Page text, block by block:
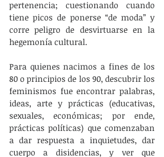
pertenencia; cuestionando cuando
tiene picos de ponerse “de moda” y
corre peligro de desvirtuarse en la
hegemonía cultural.
Para quienes nacimos a fines de los
80 o principios de los 90, descubrir los
feminismos fue encontrar palabras,
ideas, arte y prácticas (educativas,
sexuales, económicas; por ende,
prácticas políticas) que comenzaban
a dar respuesta a inquietudes, dar
cuerpo a disidencias, y ver que